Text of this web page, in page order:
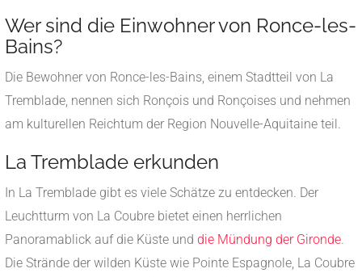
Wer sind die Einwohner von Ronce-les-
Bains?
Die Bewohner von Ronce-les-Bains, einem Stadtteil von La
Tremblade, nennen sich Ronçois und Ronçoises und nehmen
am kulturellen Reichtum der Region Nouvelle-Aquitaine teil.
La Tremblade erkunden
In La Tremblade gibt es viele Schätze zu entdecken. Der
Leuchtturm von La Coubre bietet einen herrlichen
Panoramablick auf die Küste und die Mündung der Gironde
Die Strände der wilden Küste wie Pointe Espagnole, La Coubre